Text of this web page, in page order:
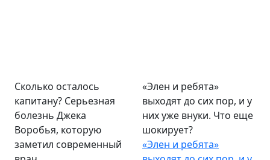
Сколько осталось
капитану? Серьезная
болезнь Джека
Воробья, которую
заметил современный
«Элен и ребята»
выходят до сих пор, и у
них уже внуки. Что еще
шокирует?
«Элен и ребята»